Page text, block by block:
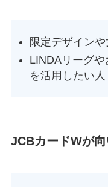
限定デザイン
LINDAリーグ
を活用したい人
JCBカードWが